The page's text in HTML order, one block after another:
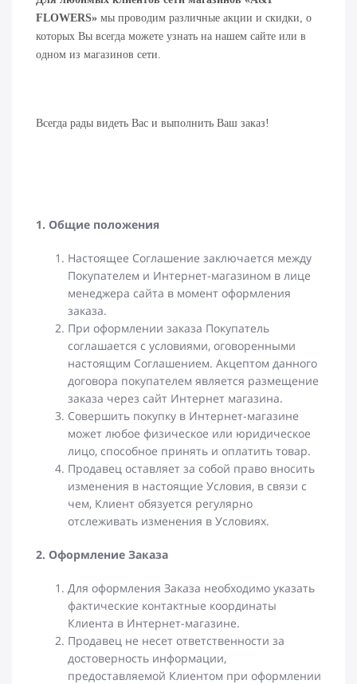
FLOWERS» мы проводим различные акции и скидки, о
которых Вы всегда можете узнать на нашем сайте или в
одном из магазинов сети.
Всегда рады видеть Вас и выполнить Ваш заказ!
1. Общие положения
Настоящее Соглашение заключается между
Покупателем и Интернет-магазином в лице
менеджера сайта в момент оформления
заказа.
При оформлении заказа Покупатель
соглашается с условиями, оговоренными
настоящим Соглашением. Акцептом данного
договора покупателем является размещение
заказа через сайт Интернет магазина.
Совершить покупку в Интернет-магазине
может любое физическое или юридическое
лицо, способное принять и оплатить товар.
Продавец оставляет за собой право вносить
изменения в настоящие Условия, в связи с
чем, Клиент обязуется регулярно
отслеживать изменения в Условиях.
2. Оформление Заказа
Для оформления Заказа необходимо указать
фактические контактные координаты
Клиента в Интернет-магазине.
Продавец не несет ответственности за
достоверность информации,
предоставляемой Клиентом при оформлении